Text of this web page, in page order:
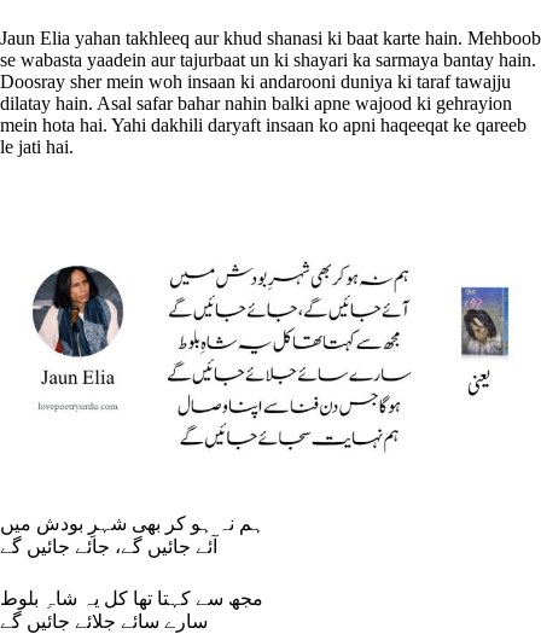
Jaun Elia yahan takhleeq aur khud shanasi ki baat karte hain. Mehboob
se wabasta yaadein aur tajurbaat un ki shayari ka sarmaya bantay hain.
Doosray sher mein woh insaan ki andarooni duniya ki taraf tawajju
dilatay hain. Asal safar bahar nahin balki apne wajood ki gehrayion
mein hota hai. Yahi dakhili daryaft insaan ko apni haqeeqat ke qareeb
le jati hai.
ہم نہ ہو کر بھی شہرِ بودش میں
آئے جائیں گے، جائے جائیں گے
مجھ سے کہتا تھا کل یہ شاہِ بلوط
سارے سائے جلائے جائیں گے